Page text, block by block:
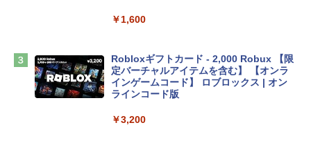
Apple 2026 MacBook Air M5チップ搭載
13インチノートブック：AIとApple Intell
igence、13.6インチLiquid Retinaディ
TB SSDストレージ、12MPセンターフレ
￥1,600
Robloxギフトカード - 2,000 Robux 【限
定バーチャルアイテムを含む】 【オンラ
インゲームコード】 ロブロックス | オン
ラインコード版
￥3,200